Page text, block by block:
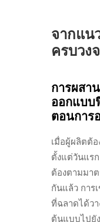
จากแน
ครบวง
การผสา
ออกแบบ
ตอนการ
เมื่อผู้ผลิตต้
ตั้งแต่วันแร
ต้องตามมา
กันแล้ว การ
ที่ฉลาดได้ว
ต้นแบบไปยั